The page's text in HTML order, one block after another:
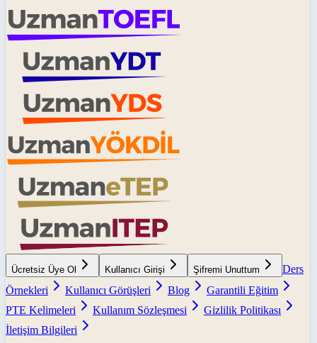
Ücretsiz Üye Ol Kullanıcı Girişi Şifremi Unuttum
Ders
Örnekleri
Kullanıcı Görüşleri Blog
Garantili Eğitim
PTE Kelimeleri
Kullanım Sözleşmesi
Gizlilik Politikası
İletişim Bilgileri